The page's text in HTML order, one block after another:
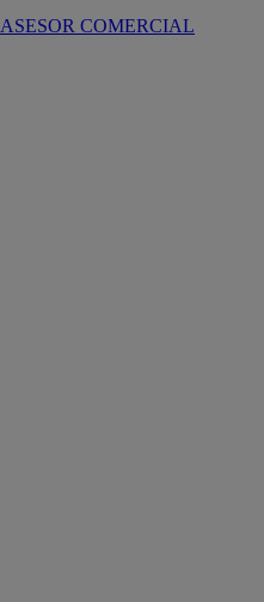
ASESOR COMERCIAL